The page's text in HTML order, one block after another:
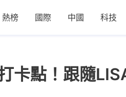
熱榜 國際 中國 科技
卡點！跟隨